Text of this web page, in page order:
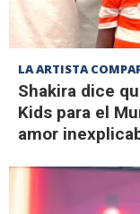
LA ARTISTA
Shakira dice
Kids para el
amor